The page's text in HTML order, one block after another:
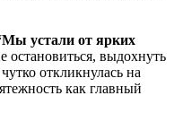
устали от ярких
остановиться, выдохнуть
откликнулась на
как главный